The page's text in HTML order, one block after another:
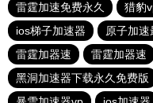
雷霆加速免费永久
猎豹
ios梯子加速器
原子加
雷霆加器速
雷霆加器速
黑洞加速器下载永久免费版